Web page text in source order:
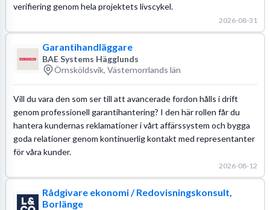
verifiering genom hela projektets livscykel.
2026-08-31
Garantihandläggare
BAE Systems Hägglunds
Örnsköldsvik, Västernorrlands län
Vill du vara den som ser till att avancerade fordon hålls i drift
genom professionell garantihantering? I den här rollen får du
hantera kundernas reklamationer i vårt affärssystem och bygga
goda relationer genom kontinuerlig kontakt med representanter
för våra kunder.
2026-08-12
Rådgivare ekonomi / Redovisningskonsult,
Borlänge